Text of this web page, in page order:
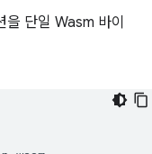
단일 Wasm 바이